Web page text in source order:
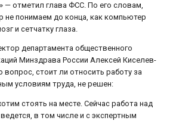
— отметил глава ФСС. По его словам,
не понимаем до конца, как компьютер
и сетчатку глаза.
департамента общественного
Минздрава России Алексей Киселев-
стоит ли относить работу за
условиям труда, не решен:
стоять на месте. Сейчас работа над
в том числе и с экспертным